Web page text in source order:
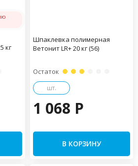
кг
Шпаклевка полимерная
Ветонит LR+ 20 кг (56)
Остаток
шт.
1 068 P
В КОРЗИНУ